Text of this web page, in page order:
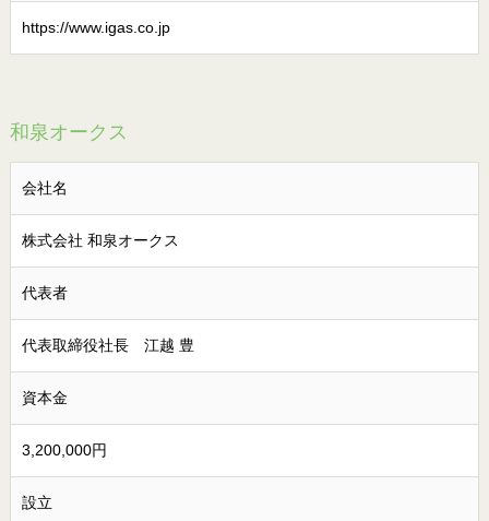
https://www.igas.co.jp
和泉オークス
会社名
株式会社 和泉オークス
代表者
代表取締役社長 江越 豊
資本金
3,200,000円
設立